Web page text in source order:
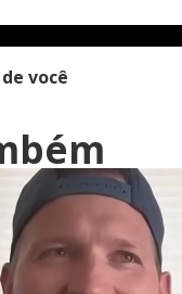
você